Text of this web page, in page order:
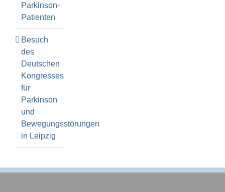
Parkinson-
Patienten
Besuch
des
Deutschen
Kongresses
für
Parkinson
und
Bewegungsstörungen
in Leipzig